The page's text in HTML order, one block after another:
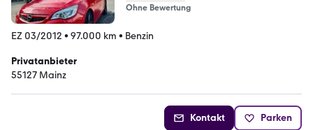
Ohne Bewertung
EZ 03/2012 • 97.000 km • Benzin
Privatanbieter
55127 Mainz
Kontakt Parken